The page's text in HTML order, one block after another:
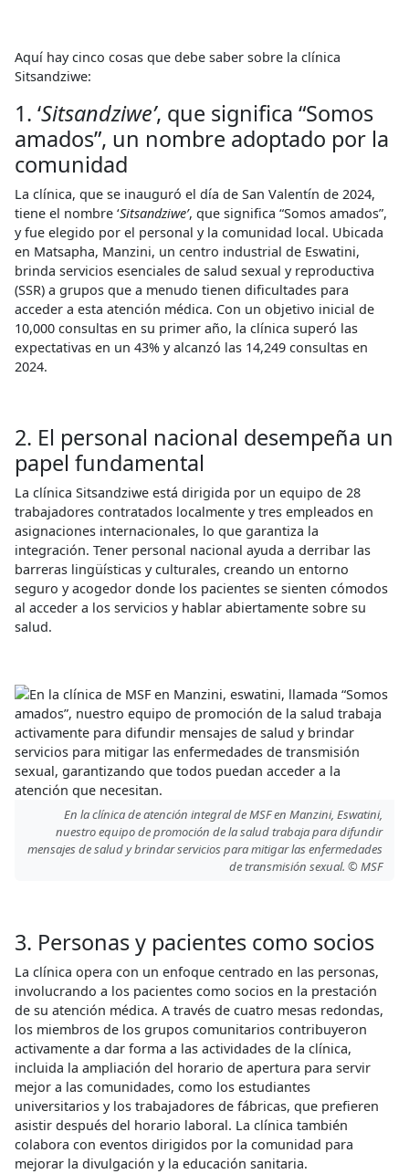
Aquí hay cinco cosas que debe saber sobre la clínica
Sitsandziwe:
1. ‘Sitsandziwe’, que significa “Somos
amados”, un nombre adoptado por la
comunidad
La clínica, que se inauguró el día de San Valentín de 2024,
tiene el nombre ‘Sitsandziwe’, que significa “Somos amados”,
y fue elegido por el personal y la comunidad local. Ubicada
en Matsapha, Manzini, un centro industrial de Eswatini,
brinda servicios esenciales de salud sexual y reproductiva
(SSR) a grupos que a menudo tienen dificultades para
acceder a esta atención médica. Con un objetivo inicial de
10,000 consultas en su primer año, la clínica superó las
expectativas en un 43% y alcanzó las 14,249 consultas en
2024.
2. El personal nacional desempeña un
papel fundamental
La clínica Sitsandziwe está dirigida por un equipo de 28
trabajadores contratados localmente y tres empleados en
asignaciones internacionales, lo que garantiza la
integración. Tener personal nacional ayuda a derribar las
barreras lingüísticas y culturales, creando un entorno
seguro y acogedor donde los pacientes se sienten cómodos
al acceder a los servicios y hablar abiertamente sobre su
salud.
En la clínica de atención integral de MSF en Manzini, Eswatini,
nuestro equipo de promoción de la salud trabaja para difundir
mensajes de salud y brindar servicios para mitigar las enfermedades
de transmisión sexual. © MSF
3. Personas y pacientes como socios
La clínica opera con un enfoque centrado en las personas,
involucrando a los pacientes como socios en la prestación
de su atención médica. A través de cuatro mesas redondas,
los miembros de los grupos comunitarios contribuyeron
activamente a dar forma a las actividades de la clínica,
incluida la ampliación del horario de apertura para servir
mejor a las comunidades, como los estudiantes
universitarios y los trabajadores de fábricas, que prefieren
asistir después del horario laboral. La clínica también
colabora con eventos dirigidos por la comunidad para
mejorar la divulgación y la educación sanitaria.